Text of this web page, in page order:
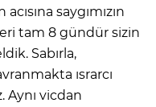
saygımızın
tam 8 gündür sizin
Sabırla,
ısrarcı
Aynı vicdan